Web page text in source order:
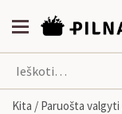
Kita / Paruošta valgyti